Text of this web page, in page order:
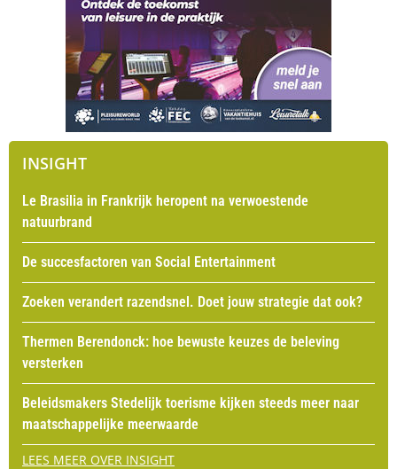
INSIGHT
Le Brasilia in Frankrijk heropent na verwoestende
natuurbrand
De succesfactoren van Social Entertainment
Zoeken verandert razendsnel. Doet jouw strategie dat ook?
Thermen Berendonck: hoe bewuste keuzes de beleving
versterken
Beleidsmakers Stedelijk toerisme kijken steeds meer naar
maatschappelijke meerwaarde
LEES MEER OVER INSIGHT